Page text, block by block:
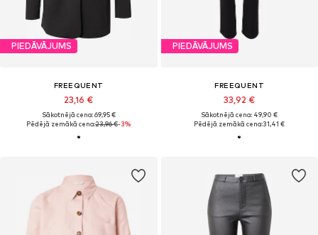
PIEDĀVĀJUMS
FREEQUENT
23,16 €
Sākotnējā cena: 69,95 €
Pēdējā zemākā cena:23,96 €-3%
PIEDĀVĀJUMS
FREEQUENT
33,92 €
Sākotnējā cena: 49,90 €
Pēdējā zemākā cena:31,41 €